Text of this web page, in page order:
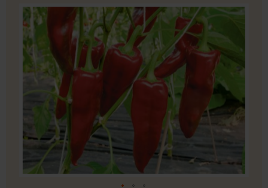
An
das
Ende
der
Bildergalerie
springen